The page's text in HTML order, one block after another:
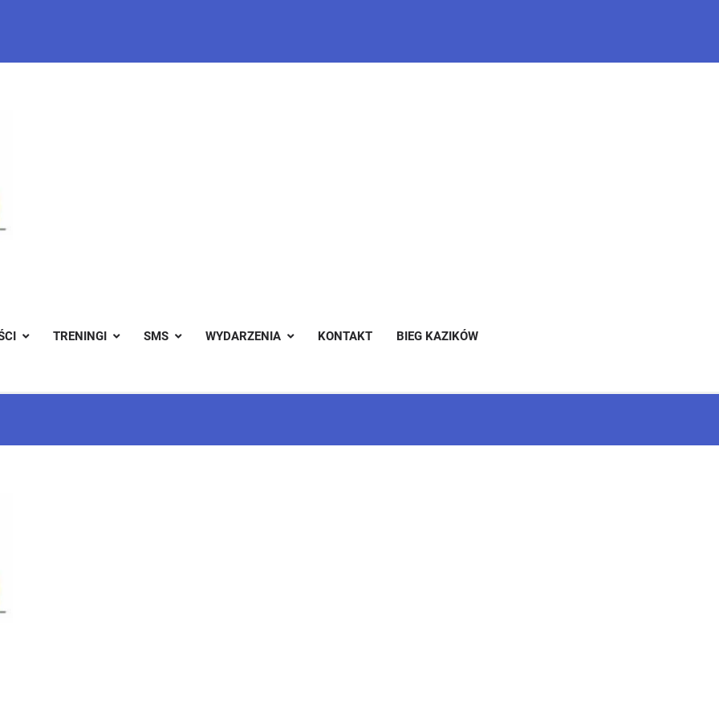
TRENINGI SMS WYDARZENIA KONTAKT BIEG KAZIKÓW